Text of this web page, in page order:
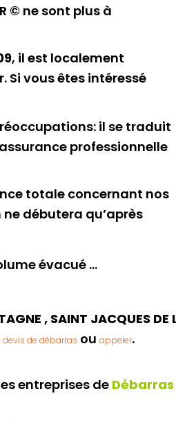
© ne sont plus à
, il est localement
Si vous êtes intéressé
il se traduit
professionnelle
totale concernant nos
débutera qu’après
évacué …
, SAINT JACQUES DE
de débarras ou appeler.
entreprises de Débarras